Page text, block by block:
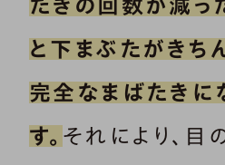
たきの回数が減っ
と下まぶたがきち
完全なまばたきに
す。 それにより、目